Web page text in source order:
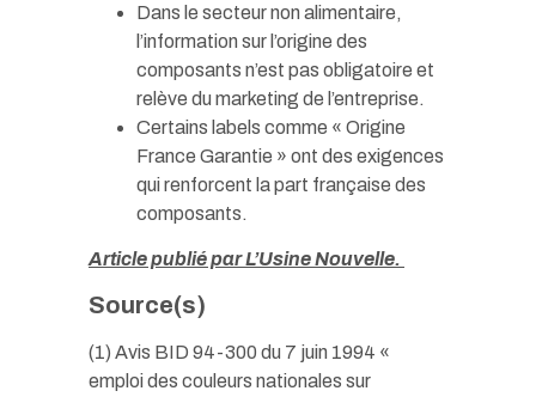
Dans le secteur non alimentaire,
l’information sur l’origine des
composants n’est pas obligatoire et
relève du marketing de l’entreprise.
Certains labels comme « Origine
France Garantie » ont des exigences
qui renforcent la part française des
composants.
Article publié par L’Usine Nouvelle.
Source(s)
(1) Avis BID 94-300 du 7 juin 1994 «
emploi des couleurs nationales sur